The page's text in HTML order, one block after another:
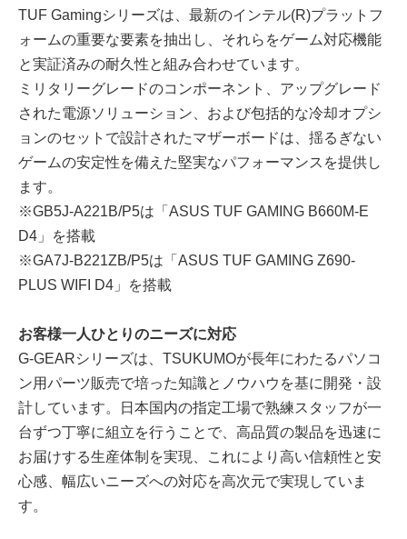
TUF Gamingシリーズは、最新のインテル(R)プラットフ
ォームの重要な要素を抽出し、それらをゲーム対応機能
と実証済みの耐久性と組み合わせています。
ミリタリーグレードのコンポーネント、アップグレード
された電源ソリューション、および包括的な冷却オプシ
ョンのセットで設計されたマザーボードは、揺るぎない
ゲームの安定性を備えた堅実なパフォーマンスを提供し
ます。
※GB5J-A221B/P5は「ASUS TUF GAMING B660M-E
D4」を搭載
※GA7J-B221ZB/P5は「ASUS TUF GAMING Z690-
PLUS WIFI D4」を搭載
お客様一人ひとりのニーズに対応
G-GEARシリーズは、TSUKUMOが長年にわたるパソコ
ン用パーツ販売で培った知識とノウハウを基に開発・設
計しています。日本国内の指定工場で熟練スタッフが一
台ずつ丁寧に組立を行うことで、高品質の製品を迅速に
お届けする生産体制を実現、これにより高い信頼性と安
心感、幅広いニーズへの対応を高次元で実現していま
す。